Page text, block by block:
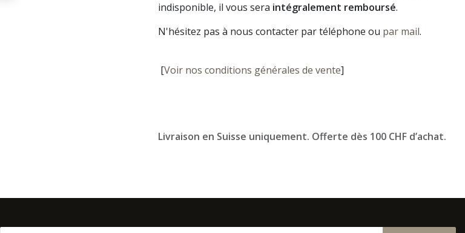
indisponible, il vous sera intégralement remboursé.
N'hésitez pas à nous contacter par téléphone ou par mail.
[Voir nos conditions générales de vente]
Livraison en Suisse uniquement. Offerte dès 100 CHF d’achat.